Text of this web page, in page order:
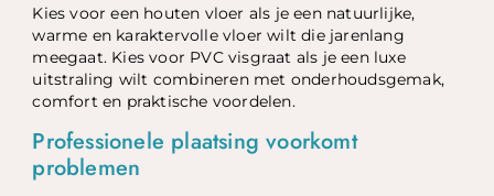
Kies voor een houten vloer als je een natuurlijke,
warme en karaktervolle vloer wilt die jarenlang
meegaat. Kies voor PVC visgraat als je een luxe
uitstraling wilt combineren met onderhoudsgemak,
comfort en praktische voordelen.
Professionele plaatsing voorkomt
problemen